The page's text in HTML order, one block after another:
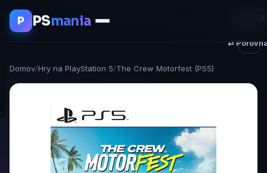
P PSmania
Domov/Hry na PlayStation 5/The Crew Motorfest (PS5)
⇄